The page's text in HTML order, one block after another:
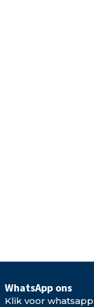
WhatsApp ons
Klik voor whatsapp